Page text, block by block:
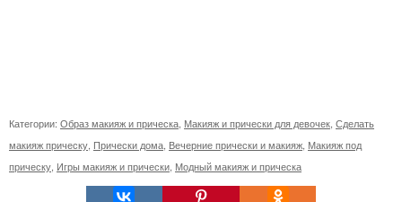
Категории: Образ макияж и прическа, Макияж и прически для девочек, Сделать
макияж прическу, Прически дома, Вечерние прически и макияж, Макияж под
прическу, Игры макияж и прически, Модный макияж и прическа